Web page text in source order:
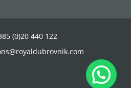
(0)20 440 122